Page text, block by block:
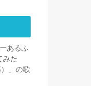
あるふ
みた
）」の歌